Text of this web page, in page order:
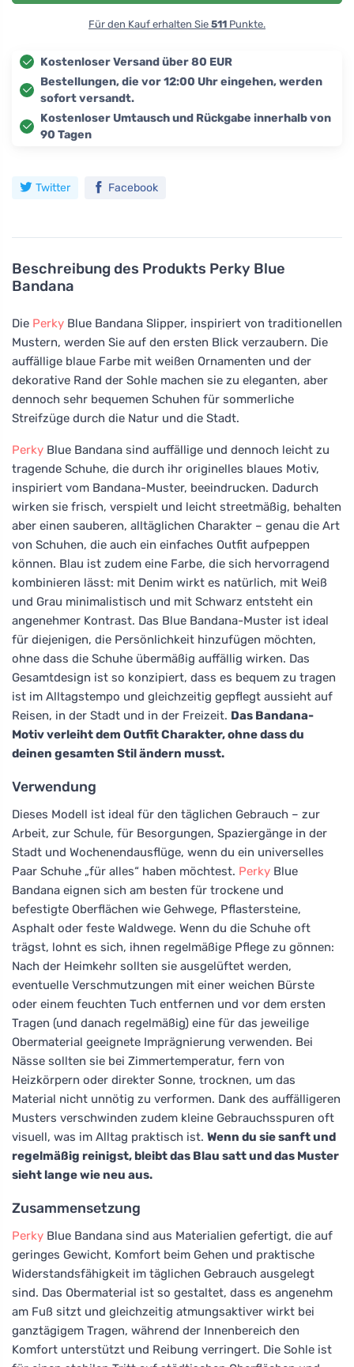
Beschreibung des Produkts Perky Blue
Bandana
Die Perky Blue Bandana Slipper, inspiriert von traditionellen
Mustern, werden Sie auf den ersten Blick verzaubern. Die
auffällige blaue Farbe mit weißen Ornamenten und der
dekorative Rand der Sohle machen sie zu eleganten, aber
dennoch sehr bequemen Schuhen für sommerliche
Streifzüge durch die Natur und die Stadt.
Perky Blue Bandana sind auffällige und dennoch leicht zu
tragende Schuhe, die durch ihr originelles blaues Motiv,
inspiriert vom Bandana-Muster, beeindrucken. Dadurch
wirken sie frisch, verspielt und leicht streetmäßig, behalten
aber einen sauberen, alltäglichen Charakter – genau die Art
von Schuhen, die auch ein einfaches Outfit aufpeppen
können. Blau ist zudem eine Farbe, die sich hervorragend
kombinieren lässt: mit Denim wirkt es natürlich, mit Weiß
und Grau minimalistisch und mit Schwarz entsteht ein
angenehmer Kontrast. Das Blue Bandana-Muster ist ideal
für diejenigen, die Persönlichkeit hinzufügen möchten,
ohne dass die Schuhe übermäßig auffällig wirken. Das
Gesamtdesign ist so konzipiert, dass es bequem zu tragen
ist im Alltagstempo und gleichzeitig gepflegt aussieht auf
Reisen, in der Stadt und in der Freizeit. Das Bandana-
Motiv verleiht dem Outfit Charakter, ohne dass du
deinen gesamten Stil ändern musst.
Verwendung
Dieses Modell ist ideal für den täglichen Gebrauch – zur
Arbeit, zur Schule, für Besorgungen, Spaziergänge in der
Stadt und Wochenendausflüge, wenn du ein universelles
Paar Schuhe „für alles“ haben möchtest. Perky Blue
Bandana eignen sich am besten für trockene und
befestigte Oberflächen wie Gehwege, Pflastersteine,
Asphalt oder feste Waldwege. Wenn du die Schuhe oft
trägst, lohnt es sich, ihnen regelmäßige Pflege zu gönnen:
Nach der Heimkehr sollten sie ausgelüftet werden,
eventuelle Verschmutzungen mit einer weichen Bürste
oder einem feuchten Tuch entfernen und vor dem ersten
Tragen (und danach regelmäßig) eine für das jeweilige
Obermaterial geeignete Imprägnierung verwenden. Bei
Nässe sollten sie bei Zimmertemperatur, fern von
Heizkörpern oder direkter Sonne, trocknen, um das
Material nicht unnötig zu verformen. Dank des auffälligeren
Musters verschwinden zudem kleine Gebrauchsspuren oft
visuell, was im Alltag praktisch ist. Wenn du sie sanft und
regelmäßig reinigst, bleibt das Blau satt und das Muster
sieht lange wie neu aus.
Zusammensetzung
Perky Blue Bandana sind aus Materialien gefertigt, die auf
geringes Gewicht, Komfort beim Gehen und praktische
Widerstandsfähigkeit im täglichen Gebrauch ausgelegt
sind. Das Obermaterial ist so gestaltet, dass es angenehm
am Fuß sitzt und gleichzeitig atmungsaktiver wirkt bei
ganztägigem Tragen, während der Innenbereich den
Komfort unterstützt und Reibung verringert. Die Sohle ist
Für den Kauf erhalten Sie 511 Punkte.
Kostenloser Versand über 80 EUR
Bestellungen, die vor 12:00 Uhr eingehen, werden
sofort versandt.
Kostenloser Umtausch und Rückgabe innerhalb von
90 Tagen
Twitter Facebook